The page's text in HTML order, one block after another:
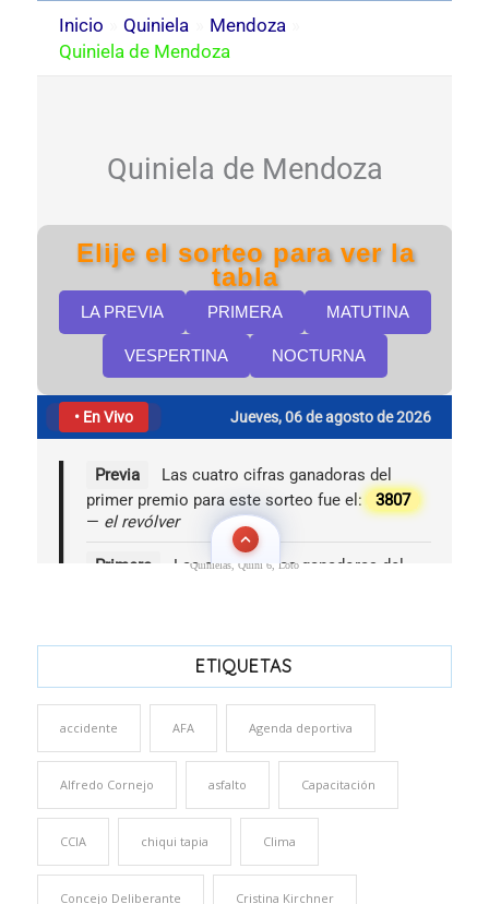
Quinielas, Quini 6, Loto
ETIQUETAS
accidente AFA Agenda deportiva
Alfredo Cornejo asfalto Capacitación
CCIA chiqui tapia Clima
Concejo Deliberante Cristina Kirchner